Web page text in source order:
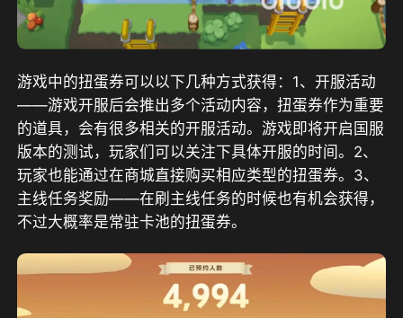
游戏中的扭蛋券可以以下几种方式获得：1、开服活动
——游戏开服后会推出多个活动内容，扭蛋券作为重要
的道具，会有很多相关的开服活动。游戏即将开启国服
版本的测试，玩家们可以关注下具体开服的时间。2、
玩家也能通过在商城直接购买相应类型的扭蛋券。3、
主线任务奖励——在刷主线任务的时候也有机会获得，
不过大概率是常驻卡池的扭蛋券。